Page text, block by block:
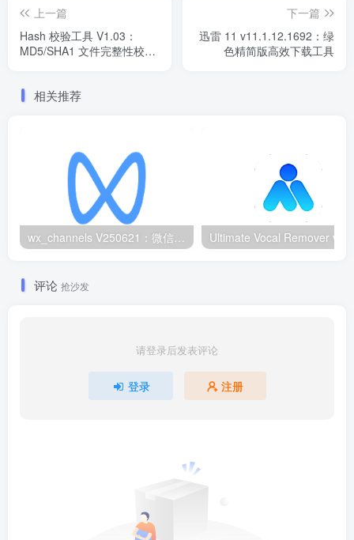
上一篇
Hash 校验工具 V1.03：
MD5/SHA1 文件完整性校验
下一篇
迅雷 11 v11.1.12.1692：绿
色精简版高效下载工具
相关推荐
wx_channels V250621：微信视频号下载工具|支持Win/macOS
评论 抢沙发
请登录后发表评论
登录 注册